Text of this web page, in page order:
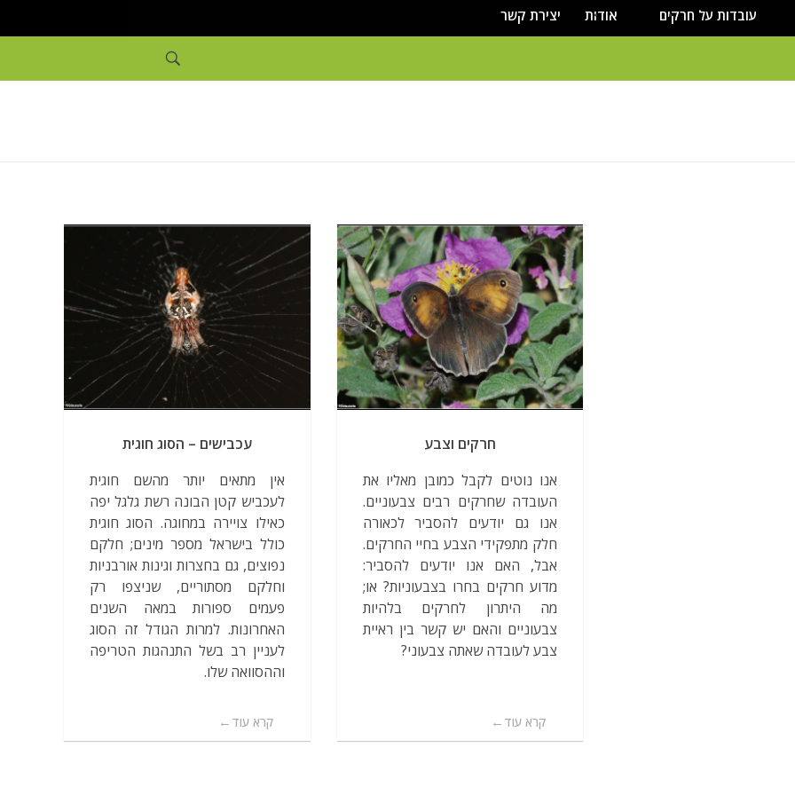
עובדות על חרקים אודות יצירת קשר
עכבישים – הסוג חוגית
אין מתאים יותר מהשם חוגית
לעכביש קטן הבונה רשת גלגל יפה
כאילו צויירה במחוגה. הסוג חוגית
כולל בישראל מספר מינים; חלקם
נפוצים, גם בחצרות וגינות אורבניות
וחלקם מסתוריים, שניצפו רק
פעמים ספורות במאה השנים
האחרונות. למרות הגודל זה הסוג
לעניין רב בשל התנהגות הטריפה
וההסוואה שלו.
קרא עוד
חרקים וצבע
אנו נוטים לקבל כמובן מאליו את
העובדה שחרקים רבים צבעוניים.
אנו גם יודעים להסביר לכאורה
חלק מתפקידי הצבע בחיי החרקים.
אבל, האם אנו יודעים להסביר:
מדוע חרקים בחרו בצבעוניות? או;
מה היתרון לחרקים בלהיות
צבעוניים והאם יש קשר בין ראיית
צבע לעובדה שאתה צבעוני?
קרא עוד